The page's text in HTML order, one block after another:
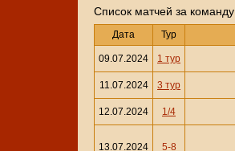
Cписок матчей за команду
Дата Тур
09.07.2024 1 тур
11.07.2024 3 тур
12.07.2024 1/4
13.07.2024 5-8